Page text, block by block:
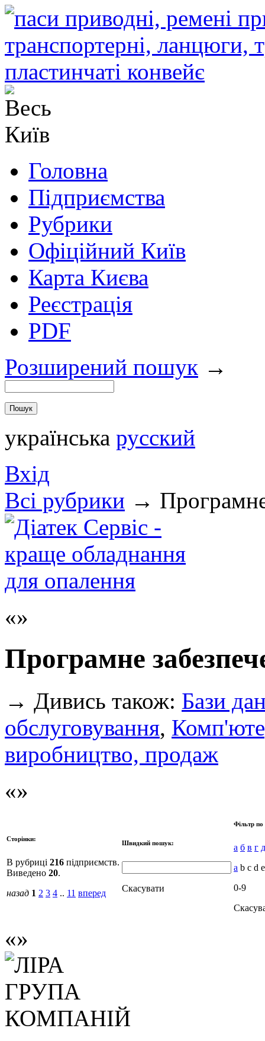
Головна
Підприємства
Рубрики
Офіційний Київ
Карта Києва
Реєстрація
PDF
Розширений пошук →
українська русский
Вхід
Всi рубрики →
Програмне
→ Дивись також: Бази
обслуговування,
виробництво, продаж
Сторінки:
В рубриці 216 підприємств.
Виведено 20.
назад 1 2 3 4 .. 11 вперед
Швидкий пошук:
Скасувати
Фільтр по
а б в г д
a b c d
0-9